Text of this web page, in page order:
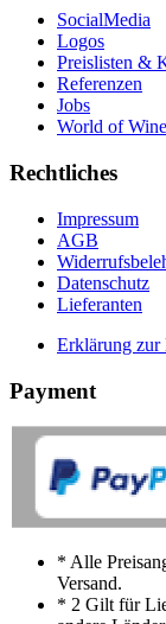
SocialMedia
Logos
Preislisten &
Referenzen
Jobs
World of
Rechtliches
Impressum
AGB
Datenschutz
Lieferanten
Erklärung zur
Payment
* Alle
Versand.
* 2 Gilt für